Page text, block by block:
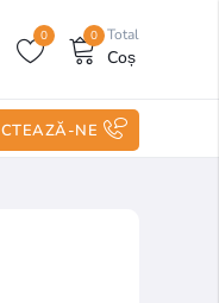
0 Total
Coș
0
NE